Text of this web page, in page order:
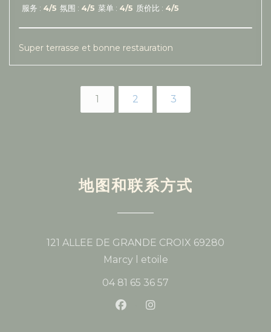
服务 : 4/5 氛围 : 4/5 菜单 : 4/5 质价比 : 4/5
Super terrasse et bonne restauration
1 2 3
地图和联系方式
121 ALLEE DE GRANDE CROIX 69280
Marcy l etoile((在新窗口中打开))
04 81 65 36 57
Facebook ((在新窗口中打开))
Instagram ((在新窗口